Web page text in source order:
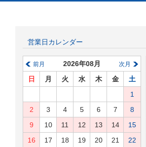
営業日カレンダー
2026年08月
前月 次月
日 月 火 水 木 金
土
1
2
3 4 5 6 7
8
9
10 11 12 13 14
15
16
17 18 19 20 21
22